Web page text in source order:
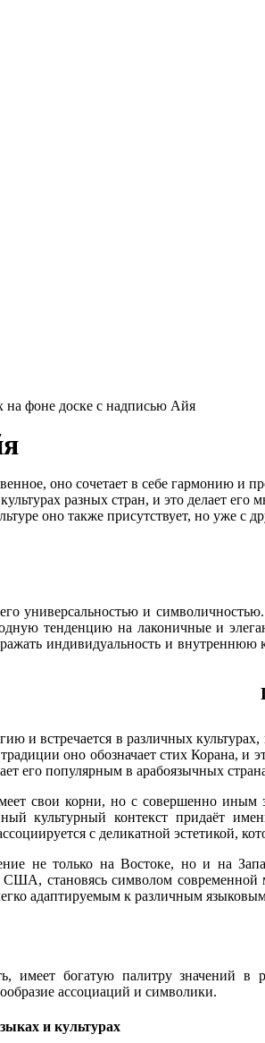
оно сочетает в себе гармонию и
разных стран, и это делает
оно также присутствует, но уже
универсальностью и
тенденцию на лаконичные и
индивидуальность и
и встречается в различных культурах,
оно обозначает стих Корана, и
его популярным в арабоязычных
свои корни, но с совершенно иным
культурный контекст придаёт
с деликатной эстетикой,
не только на Востоке, но и на
становясь символом современной
адаптируемым к различным
имеет богатую палитру значений в
ассоциаций и символики.
и культурах